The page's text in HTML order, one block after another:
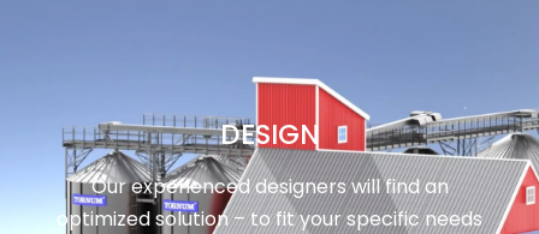
DESIGN
Our experienced designers will find an
optimized solution – to fit your specific needs